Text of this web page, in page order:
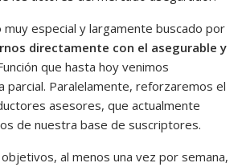
muy especial y largamente buscado por
directamente con el asegurable y
que hasta hoy venimos
parcial. Paralelamente, reforzaremos el
asesores, que actualmente
de nuestra base de suscriptores.
al menos una vez por semana,